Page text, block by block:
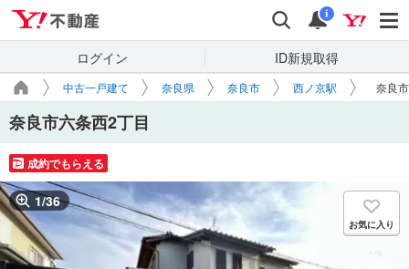
検索 通知
i
ログイン ID新規取得
中古一戸建て 奈良県 奈良市 西ノ京駅 奈良
奈良市六条西2丁目
成約でもらえる
1/36
お気に入り